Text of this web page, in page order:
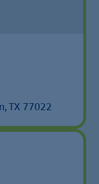
TX 77022